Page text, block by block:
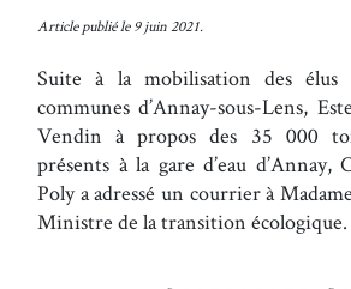
Article publié le 9 juin 2021.
Suite à la mobilisation des élus
communes d’Annay-sous-Lens,
Vendin à propos des 35 000
présents à la gare d’eau d’Annay,
Poly a adressé un courrier à
Ministre de la transition écologique.